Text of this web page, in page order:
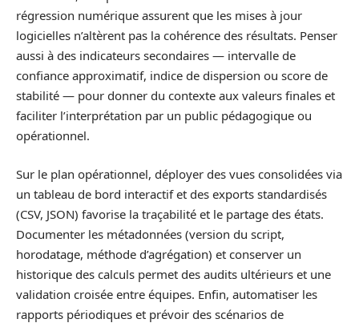
régression numérique assurent que les mises à jour
logicielles n’altèrent pas la cohérence des résultats. Penser
aussi à des indicateurs secondaires — intervalle de
confiance approximatif, indice de dispersion ou score de
stabilité — pour donner du contexte aux valeurs finales et
faciliter l’interprétation par un public pédagogique ou
opérationnel.
Sur le plan opérationnel, déployer des vues consolidées via
un tableau de bord interactif et des exports standardisés
(CSV, JSON) favorise la traçabilité et le partage des états.
Documenter les métadonnées (version du script,
horodatage, méthode d’agrégation) et conserver un
historique des calculs permet des audits ultérieurs et une
validation croisée entre équipes. Enfin, automatiser les
rapports périodiques et prévoir des scénarios de